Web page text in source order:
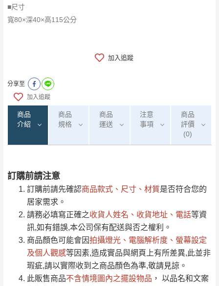
■尺寸
寬80×深40×高115公分
加入追蹤
分享至
加入追蹤
商品
介紹
商品
規格
商品
運送
注意
事項
商品
評價
(0)
訂購前請注意
訂購前請先確認商品款式、尺寸、材質是否符合您的
居家需求。
請務必填寫正確之收貨人姓名、收貨地址、電話等資
訊,如有錯誤,本公司保有配送與否之權利。
商品顏色可能會因拍攝燈光、電腦解析度、螢幕設定
及個人觀感等因素,造成實品與網頁上有所差異,此並非
瑕疵,請以實際收到之商品顏色為準,敬請見諒。
此販售商品不含情境圖內之擺設物品 ， 以品名和文案
運 費 說 明
運送地區 運送費用
偏遠地區
（請先線上詢問 LINE
→@dershin ）
桃園 復興鄉
注意事項：
由於品項繁多，網頁無法及時更新，如有需
要購買商品，請於出發前來電或到「官方
Line客服」來信確認商品是否有「現貨」與
「金額」。
若商品價格或庫存有異常，商家有權取消訂
單。部分網路商品恕無法更改原設計或客製，敬請
見諒！
0/5 (0)筆
全部 依評論高至低排列
依評論低至高排列 只顯示附上圖片
只顯示附上評論